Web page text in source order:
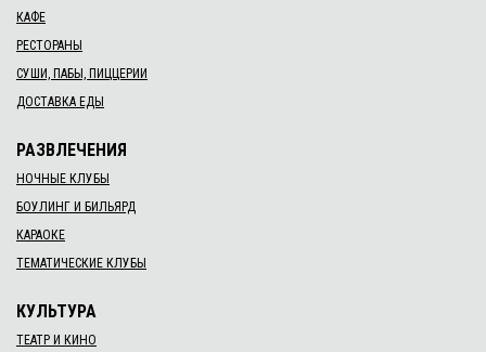
КАФЕ
РЕСТОРАНЫ
СУШИ, ПАБЫ, ПИЦЦЕРИИ
ДОСТАВКА ЕДЫ
РАЗВЛЕЧЕНИЯ
НОЧНЫЕ КЛУБЫ
БОУЛИНГ И БИЛЬЯРД
КАРАОКЕ
ТЕМАТИЧЕСКИЕ КЛУБЫ
КУЛЬТУРА
ТЕАТР И КИНО